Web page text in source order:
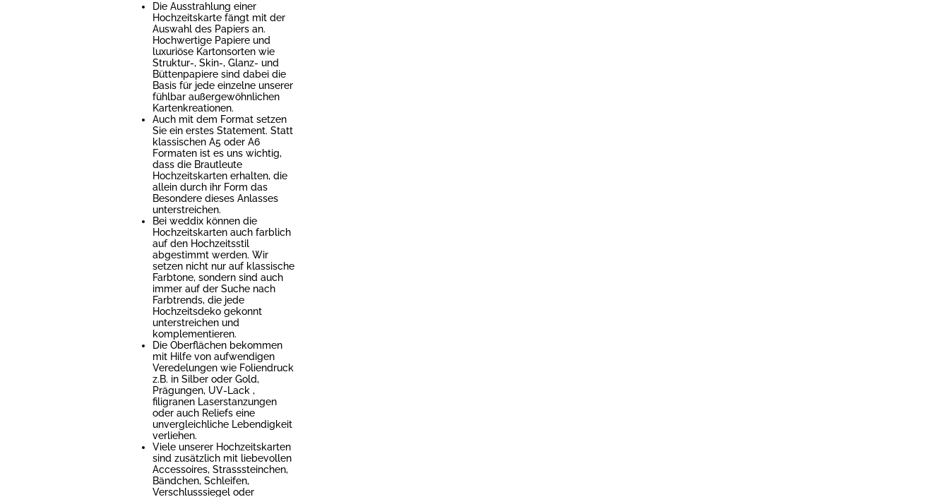
Die Ausstrahlung einer
Hochzeitskarte fängt mit der
Auswahl des Papiers an.
Hochwertige Papiere und
luxuriöse Kartonsorten wie
Struktur-, Skin-, Glanz- und
Büttenpapiere sind dabei die
Basis für jede einzelne unserer
fühlbar außergewöhnlichen
Kartenkreationen.
Auch mit dem Format setzen
Sie ein erstes Statement. Statt
klassischen A5 oder A6
Formaten ist es uns wichtig,
dass die Brautleute
Hochzeitskarten erhalten, die
allein durch ihr Form das
Besondere dieses Anlasses
unterstreichen.
Bei weddix können die
Hochzeitskarten auch farblich
auf den Hochzeitsstil
abgestimmt werden. Wir
setzen nicht nur auf klassische
Farbtone, sondern sind auch
immer auf der Suche nach
Farbtrends, die jede
Hochzeitsdeko gekonnt
unterstreichen und
komplementieren.
Die Oberflächen bekommen
mit Hilfe von aufwendigen
Veredelungen wie Foliendruck
z.B. in Silber oder Gold,
Prägungen, UV-Lack ,
filigranen Laserstanzungen
oder auch Reliefs eine
unvergleichliche Lebendigkeit
verliehen.
Viele unserer Hochzeitskarten
sind zusätzlich mit liebevollen
Accessoires, Strasssteinchen,
Bändchen, Schleifen,
Verschlusssiegel oder